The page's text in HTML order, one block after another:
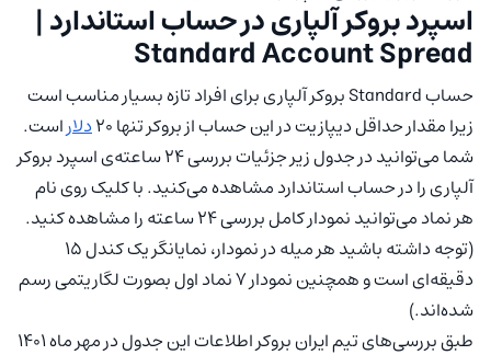
اسپرد بروکر آلپاری در حساب استاندارد |
Standard Account Spread
حساب Standard بروکر آلپاری برای افراد تازه بسیار مناسب است
زیرا مقدار حداقل دیپازیت در این حساب از بروکر تنها ۲۰
دلاراست.
شما می‌توانید در جدول زیر جزئیات بررسی ۲۴ ساعته‌ی اسپرد بروکر
آلپاری را در حساب استاندارد مشاهده می‌کنید. با کلیک روی نام
هر نماد می‌توانید نمودار کامل بررسی ۲۴ ساعته را مشاهده کنید.
(توجه داشته باشید هر میله در نمودار، نمایانگر یک کندل ۱۵
دقیقه‌ای است و همچنین نمودار ۷ نماد اول بصورت لگاریتمی رسم
شده‌اند.)
طبق بررسی‌های تیم ایران بروکر اطلاعات این جدول در مهر ماه 1401